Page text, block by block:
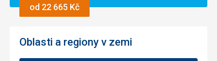
od 22 665 Kč
Oblasti a regiony v zemi